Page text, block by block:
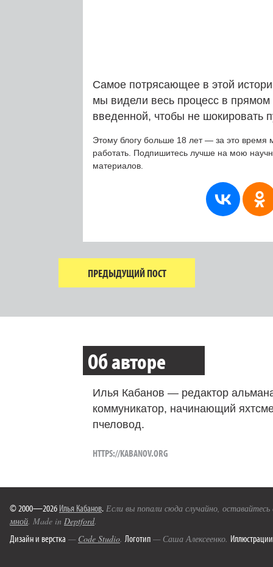
Самое потрясающее в этой
мы видели весь процесс в
введенной, чтобы не шокировать
Этому блогу больше 18 лет — за это время
работать. Подпишитесь лучше на мою
материалов.
ПРЕДЫДУЩИЙ ПОСТ
Об авторе
Илья Кабанов — редактор
коммуникатор, начинающий
пчеловод.
HTTPS://KABANOV.ORG
© 2000—2026 Илья Кабанов. Если вы попали сюда случайно,
мной. Made in Deptford.
Дизайн и верстка — Code Studio. Логотип — Саша Алексеенко. Иллюстрации